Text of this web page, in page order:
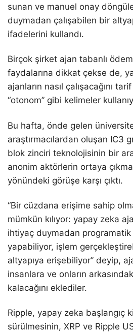
sunan ve manuel onay
duymadan çalışabilen bir
ifadelerini kullandı.
Birçok şirket ajan tabanlı
faydalarına dikkat çekse de,
ajanların nasıl çalışacağını
“otonom” gibi kelimeler
Bu hafta, önde gelen
araştırmacılardan oluşan IC3
blok zinciri teknolojisinin bir
anonim aktörlerin ortaya
yönündeki görüşe karşı çıktı.
“Bir cüzdana erişime sahip
mümkün kılıyor: yapay zeka
ihtiyaç duymadan programatik
yapabiliyor, işlem
altyapıya erişebiliyor” deyip,
insanlara ve onların
kalacağını eklediler.
Ripple, yapay zeka başlangıç
sürülmesinin, XRP ve Ripple